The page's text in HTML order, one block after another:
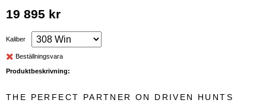
19 895 kr
Kaliber
Beställningsvara
Produktbeskrivning:
THE PERFECT PARTNER ON DRIVEN HUNTS